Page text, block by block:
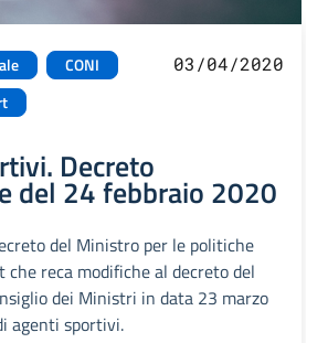
CONI
03/04/2020
Decreto
del 24 febbraio 2020
del Ministro per le politiche
che reca modifiche al decreto del
dei Ministri in data 23 marzo
agenti sportivi.